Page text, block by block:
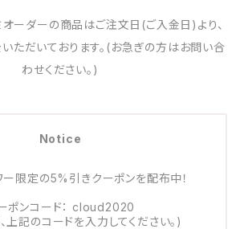
オーダーの商品はご注文日(ご入金日)より、
ただいております。(お急ぎの方はお問い合
わせください。)
Notice
ー限定の5%引きクーポンを配布中！
ポンコード： cloud2020
上記のコードを入力してください。)